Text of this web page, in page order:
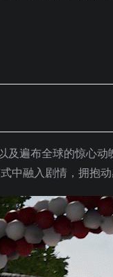
及遍布全球的惊心
中融入剧情，拥抱动